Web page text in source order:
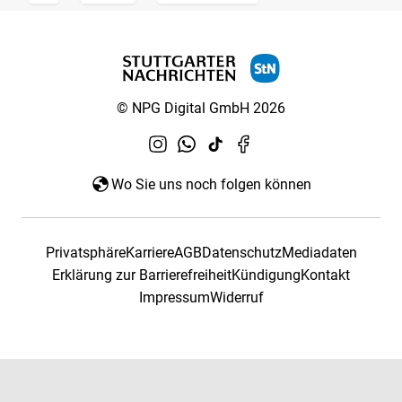
© NPG Digital GmbH 2026
Wo Sie uns noch folgen können
PrivatsphäreKarriereAGBDatenschutzMediadaten
Erklärung zur BarrierefreiheitKündigungKontakt
ImpressumWiderruf